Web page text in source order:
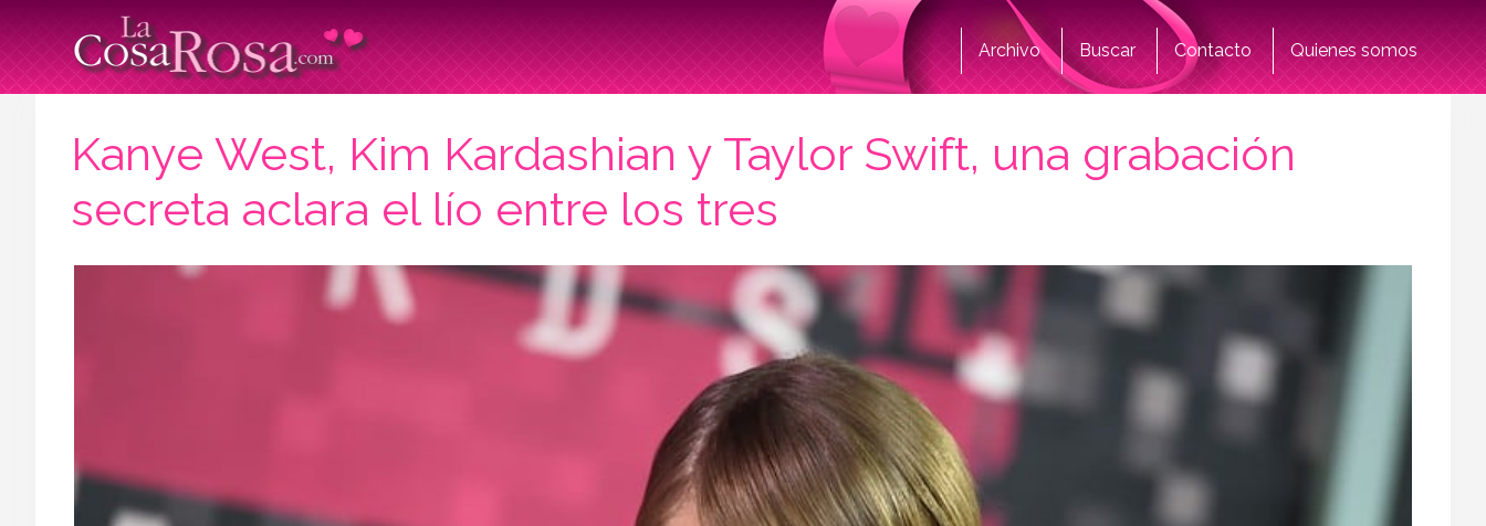
Archivo Buscar Contacto Quienes somos
Kanye West, Kim Kardashian y Taylor Swift, una grabación
secreta aclara el lío entre los tres